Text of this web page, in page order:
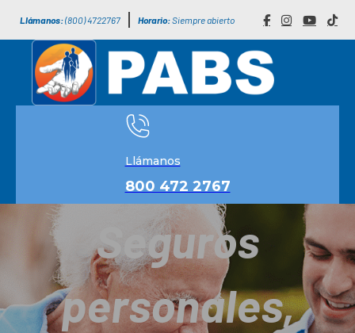
Llámanos:(800) 4722767 Horario:Siempre abierto
Llámanos
800 472 2767
Seguros
personales,